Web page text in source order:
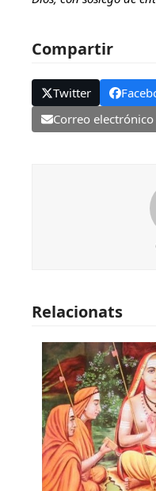
Compartir
Twitter
Correo electrónico
Relacionats